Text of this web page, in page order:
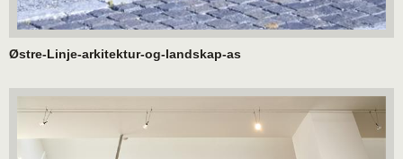
Østre-Linje-arkitektur-og-landskap-as